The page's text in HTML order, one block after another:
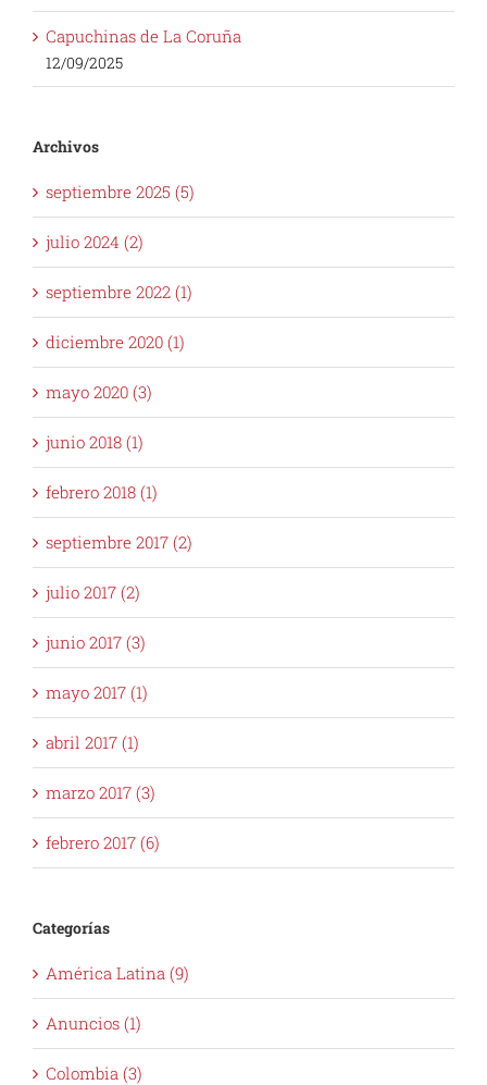
Capuchinas de La Coruña
12/09/2025
Archivos
septiembre 2025 (5)
julio 2024 (2)
septiembre 2022 (1)
diciembre 2020 (1)
mayo 2020 (3)
junio 2018 (1)
febrero 2018 (1)
septiembre 2017 (2)
julio 2017 (2)
junio 2017 (3)
mayo 2017 (1)
abril 2017 (1)
marzo 2017 (3)
febrero 2017 (6)
Categorías
América Latina (9)
Anuncios (1)
Colombia (3)